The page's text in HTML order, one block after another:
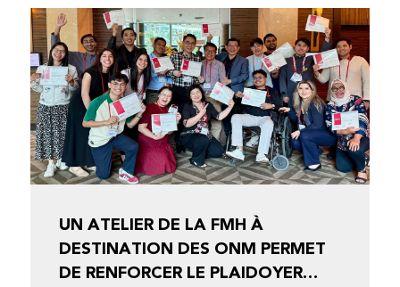
UN ATELIER DE LA FMH À
DESTINATION DES ONM PERMET
DE RENFORCER LE PLAIDOYER